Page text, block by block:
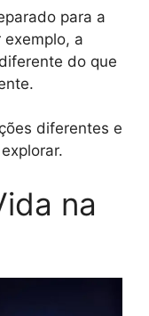
para a
a
do que
diferentes e
na